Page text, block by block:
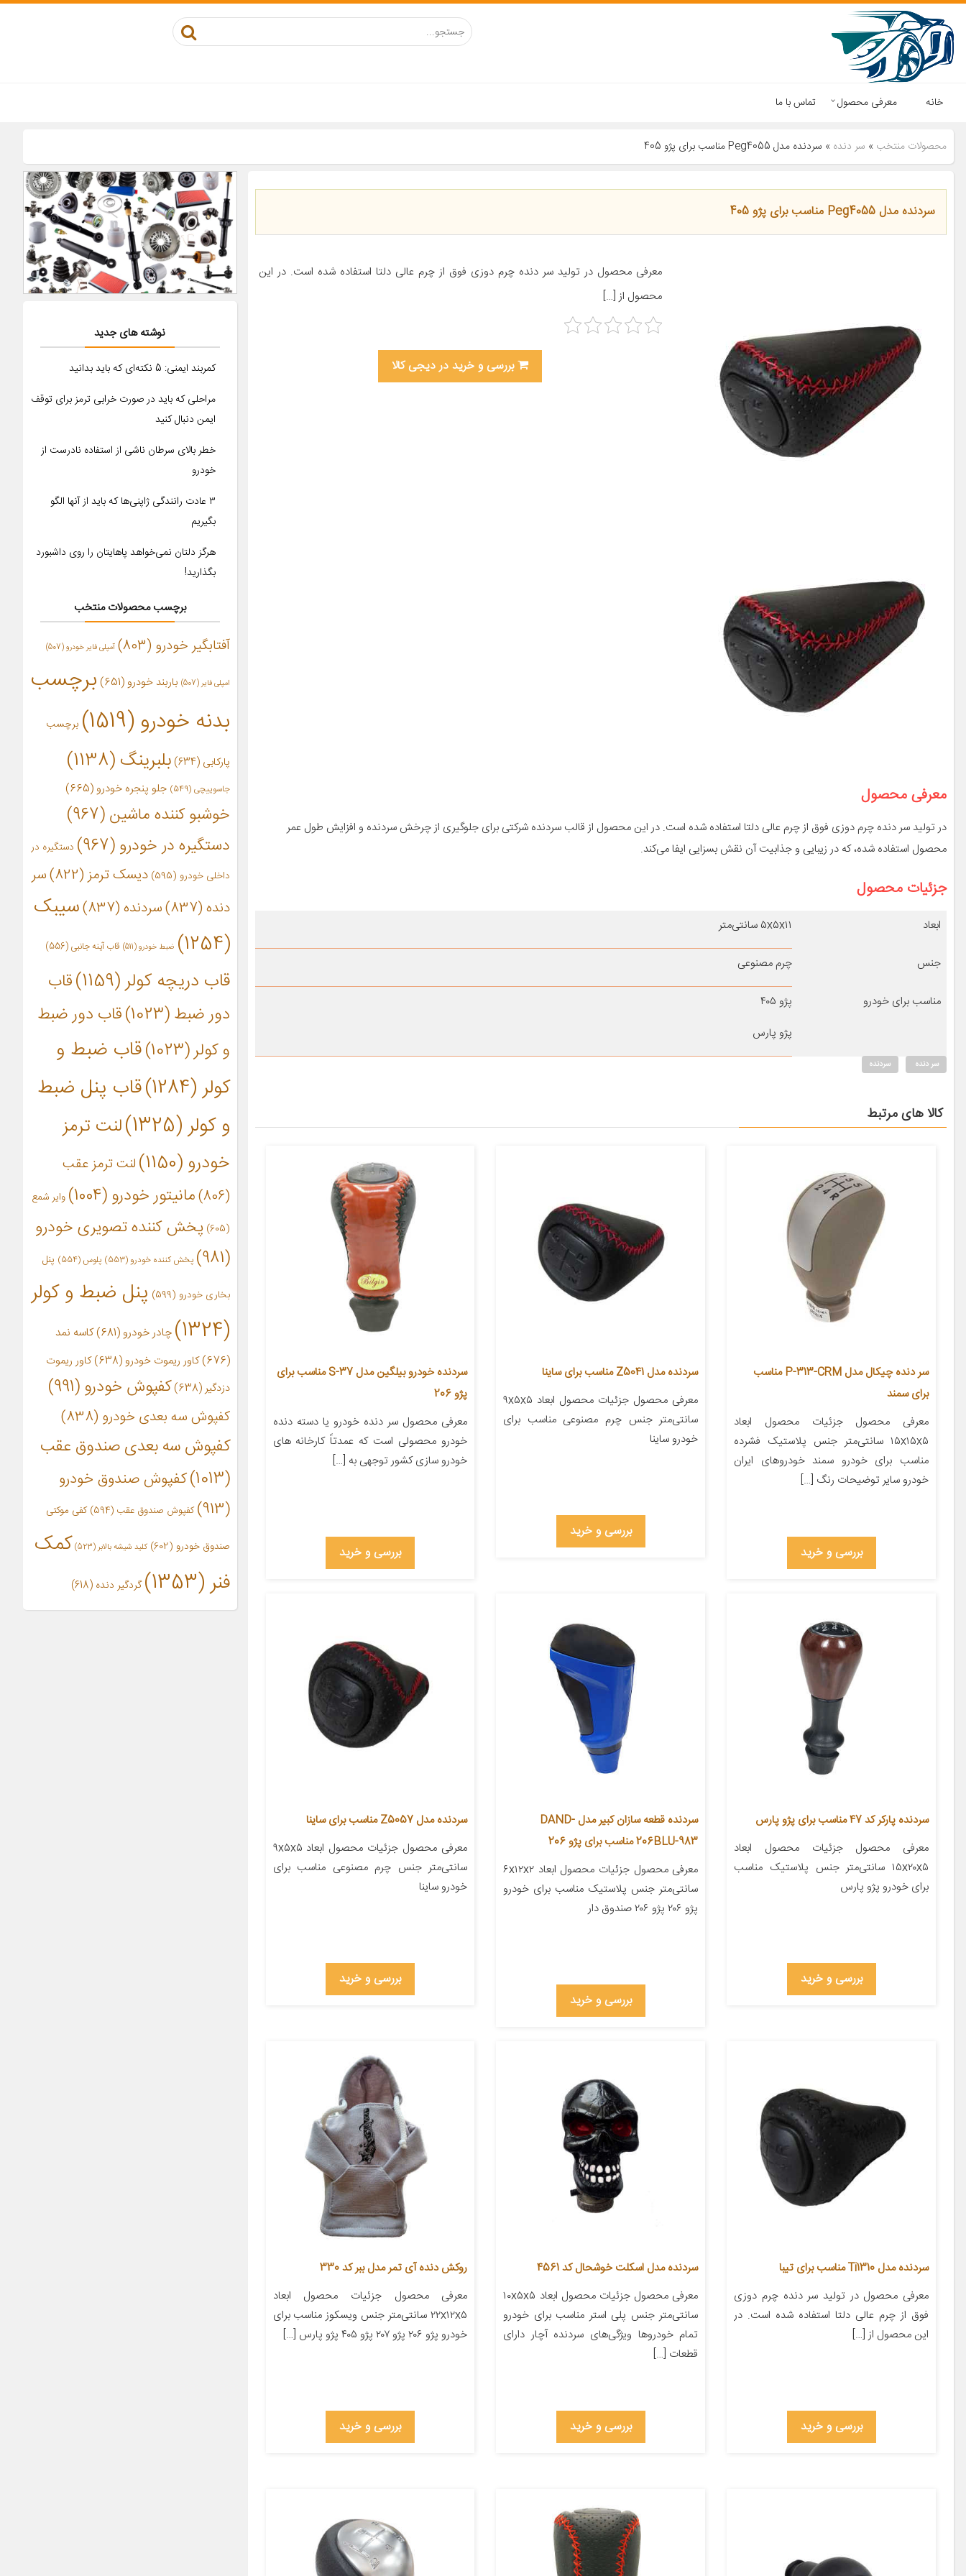
خانه معرفی محصول تماس با ما
محصولات منتخب » سر دنده » سردنده مدل Peg4055 مناسب برای پژو 405
سردنده مدل Peg4055 مناسب برای پژو 405
معرفی محصول در تولید سر دنده چرم دوزی فوق از چرم عالی دلتا استفاده شده است. در این
محصول از […]
بررسی و خرید در دیجی کالا
معرفی محصول
در تولید سر دنده چرم دوزی فوق از چرم عالی دلتا استفاده شده است. در این محصول از قالب سردنده شرکتی برای جلوگیری از چرخش سردنده و افزایش طول عمر
محصول استفاده شده، که در زیبایی و جذابیت آن نقش بسزایی ایفا می‌کند.
جزئیات محصول
ابعاد ۵x۵x۱۱ سانتی‌متر
جنس چرم مصنوعی
مناسب برای خودرو
پژو ۴۰۵
پژو پارس
سر دنده سردنده
کالا های مرتبط
سر دنده چیکال مدل P-313-CRM مناسب
برای سمند
معرفی محصول جزئیات محصول ابعاد
۱۵x۱۵x۵ سانتی‌متر جنس پلاستیک فشرده
مناسب برای خودرو سمند خودروهای ایران
خودرو سایر توضیحات رنگ […]
بررسی و خرید
سردنده مدل Z5041 مناسب برای ساینا
معرفی محصول جزئیات محصول ابعاد ۹x۵x۵
سانتی‌متر جنس چرم مصنوعی مناسب برای
خودرو ساینا
بررسی و خرید
سردنده خودرو بیلگین مدل S-37 مناسب برای
پژو 206
معرفی محصول سر دنده خودرو یا دسته دنده
خودرو محصولی است که عمدتاً کارخانه های
خودرو سازی کشور توجهی به […]
بررسی و خرید
سردنده پارکر کد 47 مناسب برای پژو پارس
معرفی محصول جزئیات محصول ابعاد
۱۵x۲۰x۵ سانتی‌متر جنس پلاستیک مناسب
برای خودرو پژو پارس
بررسی و خرید
سردنده قطعه سازان کبیر مدل DAND-
206BLU-983 مناسب برای پژو 206
معرفی محصول جزئیات محصول ابعاد ۶x۱۲x۲
سانتی‌متر جنس پلاستیک مناسب برای خودرو
پژو ۲۰۶ پژو ۲۰۶ صندوق دار
بررسی و خرید
سردنده مدل Z5057 مناسب برای ساینا
معرفی محصول جزئیات محصول ابعاد ۹x۵x۵
سانتی‌متر جنس چرم مصنوعی مناسب برای
خودرو ساینا
بررسی و خرید
سردنده مدل Ti1310 مناسب برای تیبا
معرفی محصول در تولید سر دنده چرم دوزی
فوق از چرم عالی دلتا استفاده شده است. در
این محصول از […]
بررسی و خرید
سردنده مدل اسکلت خوشحال کد 4561
معرفی محصول جزئیات محصول ابعاد ۱۰x۵x۵
سانتی‌متر جنس پلی استر مناسب برای خودرو
تمام خودروها ویژگی‌های سردنده آچار دارای
قطعات […]
بررسی و خرید
روکش دنده آی تمر مدل ببر کد 330
معرفی محصول جزئیات محصول ابعاد
۲۲x۱۲x۵ سانتی‌متر جنس ویسکوز مناسب برای
خودرو پژو ۲۰۶ پژو ۲۰۷ پژو ۴۰۵ پژو پارس […]
بررسی و خرید
نوشته های جدید
کمربند ایمنی: 5 نکته‌ای که باید بدانید
مراحلی که باید در صورت خرابی ترمز برای توقف
ایمن دنبال کنید
خطر بالای سرطان ناشی از استفاده نادرست از
خودرو
۳ عادت رانندگی ژاپنی‌ها که باید از آنها الگو
بگیریم
هرگز دلتان نمی‌خواهد پاهایتان را روی داشبورد
بگذارید!
برچسب محصولات منتخب
آفتابگیر خودرو (803) آمپلی فایر خودرو(507)
امپلی فایر (507) باربند خودرو(651)
برچسب
بدنه خودرو(1519) برچسب
پارکابی (634) بلبرینگ(1138)
جاسوییچی (549) جلو پنجره خودرو (665)
خوشبو کننده ماشین(967)
دستگیره در خودرو(967)
دستگیره در
داخلی خودرو (595) دیسک ترمز(822)
سر
دنده(837) سردنده(837)
سیبک
(1254)
ضبط خودرو(511) قاب آینه جانبی (556)
قاب دریچه کولر(1159)
قاب
دور ضبط(1023)
قاب دور ضبط
و کولر(1023)
قاب ضبط و
کولر(1284)
قاب پنل ضبط
و کولر(1325)
لنت ترمز
خودرو(1150)
لنت ترمز عقب
(806)
مانیتور خودرو(1004)
وایر شمع
(605)
پخش کننده تصویری خودرو
(981)
پخش کننده خودرو(553) پلوس(554) پنل
بخاری خودرو (599)
پنل ضبط و کولر
(1324)
چادر خودرو (681)
کاسه نمد
(676)
کاور ریموت خودرو(638)
کاور ریموت
دزدگیر(638) کفپوش خودرو(991)
کفپوش سه بعدی خودرو (838)
کفپوش سه بعدی صندوق عقب
(1013)
کفپوش صندوق خودرو
(913)
کفپوش صندوق عقب (594) کفی موکتی
صندوق خودرو (602) کلید شیشه بالابر(523)
کمک
فنر(1353) گردگیر دنده (618)